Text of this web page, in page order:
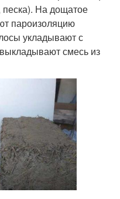
На дощатое
пароизоляцию
укладывают с
смесь из